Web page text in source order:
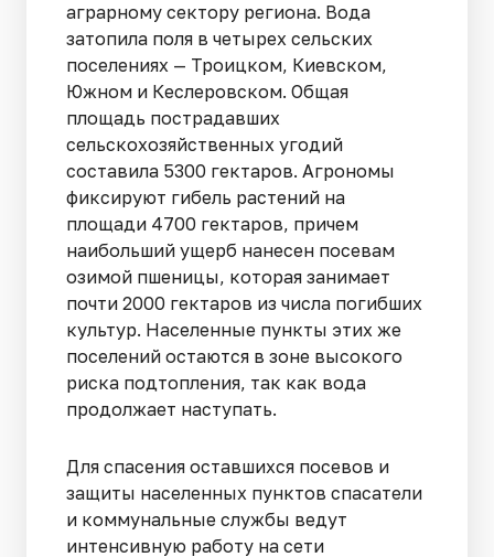
аграрному сектору региона. Вода
затопила поля в четырех сельских
поселениях — Троицком, Киевском,
Южном и Кеслеровском. Общая
площадь пострадавших
сельскохозяйственных угодий
составила 5300 гектаров. Агрономы
фиксируют гибель растений на
площади 4700 гектаров, причем
наибольший ущерб нанесен посевам
озимой пшеницы, которая занимает
почти 2000 гектаров из числа погибших
культур. Населенные пункты этих же
поселений остаются в зоне высокого
риска подтопления, так как вода
продолжает наступать.
Для спасения оставшихся посевов и
защиты населенных пунктов спасатели
и коммунальные службы ведут
интенсивную работу на сети